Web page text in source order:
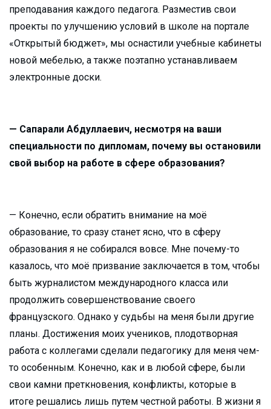
преподавания каждого педагога. Разместив свои
проекты по улучшению условий в школе на портале
«Открытый бюджет», мы оснастили учебные кабинеты
новой мебелью, а также поэтапно устанавливаем
электронные доски.
— Сапарали Абдуллаевич, несмотря на ваши
специальности по дипломам, почему вы остановили
свой выбор на работе в сфере образования?
— Конечно, если обратить внимание на моё
образование, то сразу станет ясно, что в сферу
образования я не собирался вовсе. Мне почему-то
казалось, что моё призвание заключается в том, чтобы
быть журналистом международного класса или
продолжить совершенствование своего
французского. Однако у судьбы на меня были другие
планы. Достижения моих учеников, плодотворная
работа с коллегами сделали педагогику для меня чем-
то особенным. Конечно, как и в любой сфере, были
свои камни преткновения, конфликты, которые в
итоге решались лишь путем честной работы. В жизни я